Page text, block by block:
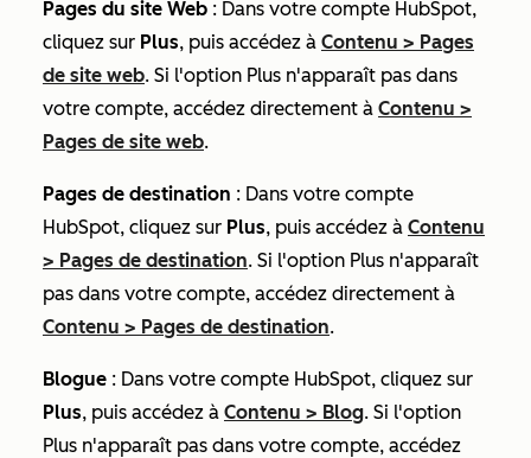
Pages du site Web : Dans votre compte HubSpot,
cliquez sur Plus, puis accédez à Contenu > Pages
de site web. Si l'option Plus n'apparaît pas dans
votre compte, accédez directement à Contenu >
Pages de site web.
Pages de destination : Dans votre compte
HubSpot, cliquez sur Plus, puis accédez à Contenu
> Pages de destination. Si l'option Plus n'apparaît
pas dans votre compte, accédez directement à
Contenu > Pages de destination.
Blogue : Dans votre compte HubSpot, cliquez sur
Plus, puis accédez à Contenu > Blog. Si l'option
Plus n'apparaît pas dans votre compte, accédez